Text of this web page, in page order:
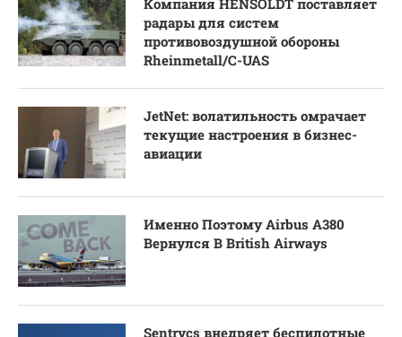
радары для систем
противовоздушной обороны
Rheinmetall/C-UAS
JetNet: волатильность омрачает
текущие настроения в бизнес-
авиации
Именно Поэтому Airbus A380
Вернулся В British Airways
Sentrycs внедряет беспилотные